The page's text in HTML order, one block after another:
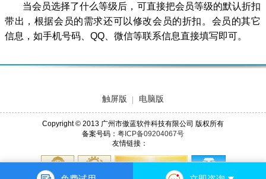
当会员选择了什么等级后，可直接把会员等级的默认折扣
带出，根据会员的需求还可以修改会员的折扣。会员的其它
信息，如手机号码、QQ、微信等联系信息直接填写即可。
触屏版 电脑版
Copyright © 2013 广州市傲蓝软件科技有限公司 版权所有
备案号码： 粤ICP备09204067号
友情链接：